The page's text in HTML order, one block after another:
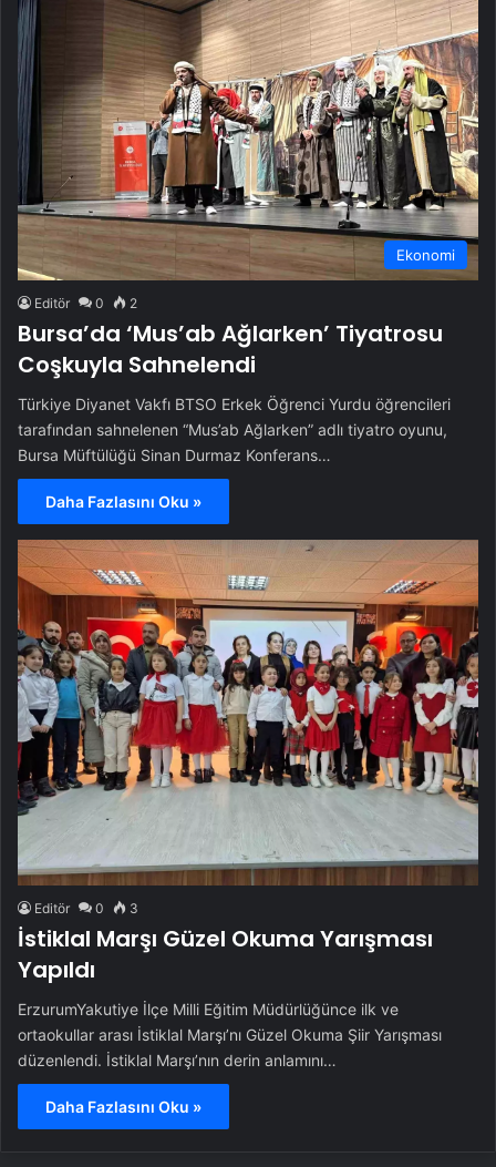
Ekonomi
Editör 0 2
Bursa’da ‘Mus’ab Ağlarken’ Tiyatrosu
Coşkuyla Sahnelendi
Türkiye Diyanet Vakfı BTSO Erkek Öğrenci Yurdu öğrencileri
tarafından sahnelenen “Mus’ab Ağlarken” adlı tiyatro oyunu,
Bursa Müftülüğü Sinan Durmaz Konferans…
Daha Fazlasını Oku »
Editör 0 3
İstiklal Marşı Güzel Okuma Yarışması
Yapıldı
ErzurumYakutiye İlçe Milli Eğitim Müdürlüğünce ilk ve
ortaokullar arası İstiklal Marşı’nı Güzel Okuma Şiir Yarışması
düzenlendi. İstiklal Marşı’nın derin anlamını…
Daha Fazlasını Oku »